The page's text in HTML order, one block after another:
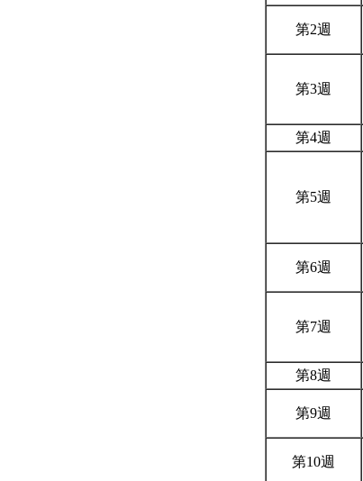
第2週
第3週
第4週
第5週
第6週
第7週
第8週
第9週
第10週